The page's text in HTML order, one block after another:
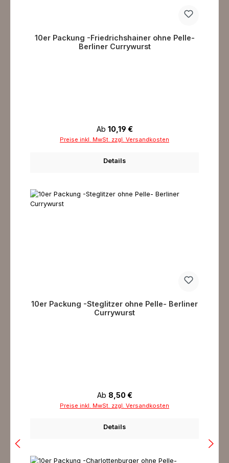
10er Packung -Friedrichshainer ohne Pelle-
Berliner Currywurst
Regulärer Preis:
Ab 10,19 €
Preise inkl. MwSt. zzgl. Versandkosten
Details
10er Packung -Steglitzer ohne Pelle- Berliner
Currywurst
Regulärer Preis:
Ab 8,50 €
Preise inkl. MwSt. zzgl. Versandkosten
Details